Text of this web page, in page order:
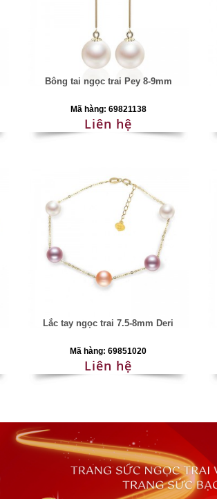
Bông tai ngọc trai Pey 8-9mm
Mã hàng: 69821138
Liên hệ
Lắc tay ngọc trai 7.5-8mm Deri
Mã hàng: 69851020
Liên hệ